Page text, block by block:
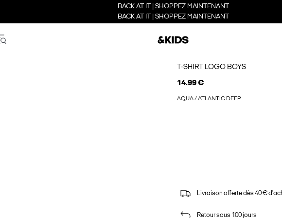
BACK AT IT | SHOPPEZ MAINTENANT
BACK AT IT | SHOPPEZ MAINTENANT
T-SHIRT LOGO BOYS
14.99 €
AQUA / ATLANTIC DEEP
Livraison offerte dès 40 €
Retour sous 100 jours